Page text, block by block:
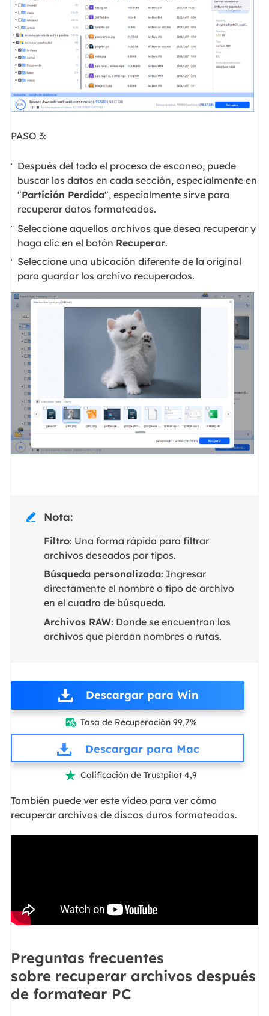
PASO 3:
Después del todo el proceso de escaneo, puede
buscar los datos en cada sección, especialmente en
"Partición Perdida", especialmente sirve para
recuperar datos formateados.
Seleccione aquellos archivos que desea recuperar y
haga clic en el botón Recuperar.
Seleccione una ubicación diferente de la original
para guardar los archivo recuperados.
 Nota:
Filtro: Una forma rápida para filtrar
archivos deseados por tipos.
Búsqueda personalizada: Ingresar
directamente el nombre o tipo de archivo
en el cuadro de búsqueda.
Archivos RAW: Donde se encuentran los
archivos que pierdan nombres o rutas.
Descargar para Win
 Tasa de Recuperación 99,7%
Descargar para Mac
 Calificación de Trustpilot 4,9
También puede ver este vídeo para ver cómo
recuperar archivos de discos duros formateados.
Preguntas frecuentes
sobre recuperar archivos después
de formatear PC